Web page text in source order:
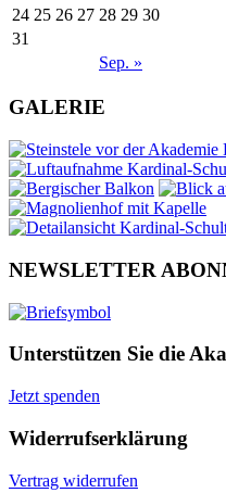
Sep. »
24 25 26 27 28 29 30
31
GALERIE
NEWSLETTER
Unterstützen Sie die
Jetzt spenden
Widerrufserklärung
Vertrag widerrufen